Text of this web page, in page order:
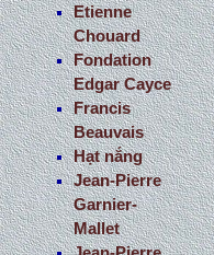
Etienne
Chouard
Fondation
Edgar Cayce
Francis
Beauvais
Hạt nắng
Jean-Pierre
Garnier-
Mallet